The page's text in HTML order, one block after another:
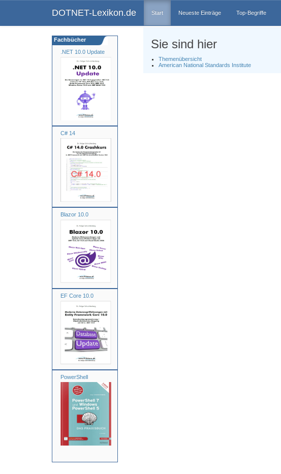
DOTNET-Lexikon.de Start Neueste Einträge Top-Begriffe
.NET 10.0 Update
C# 14
Blazor 10.0
EF Core 10.0
PowerShell
Fachbücher Sie sind hier
Themenübersicht
American National Standards Institute